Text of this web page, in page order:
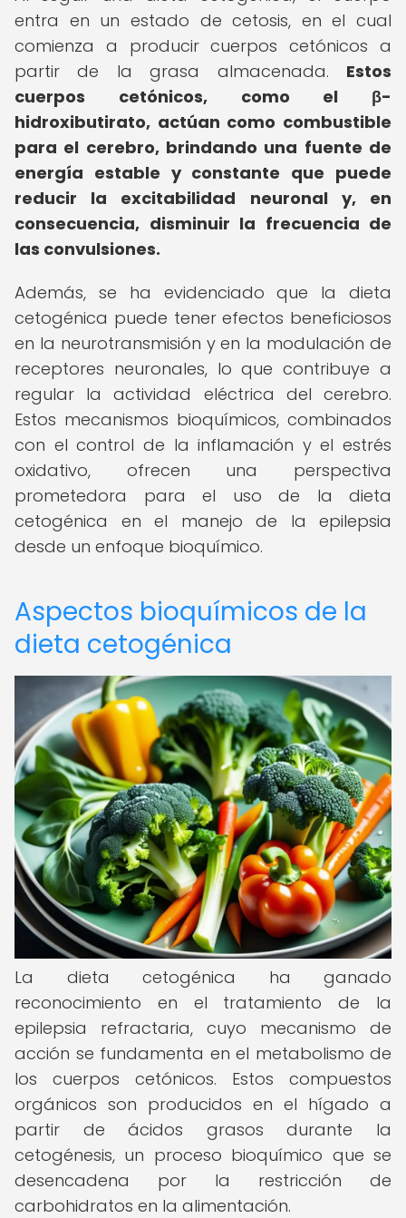
entra en un estado de cetosis, en el cual
comienza a producir cuerpos cetónicos a
partir de la grasa almacenada. Estos
cuerpos cetónicos, como el β-
hidroxibutirato, actúan como combustible
para el cerebro, brindando una fuente de
energía estable y constante que puede
reducir la excitabilidad neuronal y, en
consecuencia, disminuir la frecuencia de
las convulsiones.
Además, se ha evidenciado que la dieta
cetogénica puede tener efectos beneficiosos
en la neurotransmisión y en la modulación de
receptores neuronales, lo que contribuye a
regular la actividad eléctrica del cerebro.
Estos mecanismos bioquímicos, combinados
con el control de la inflamación y el estrés
oxidativo, ofrecen una perspectiva
prometedora para el uso de la dieta
cetogénica en el manejo de la epilepsia
desde un enfoque bioquímico.
Aspectos bioquímicos de la
dieta cetogénica
La dieta cetogénica ha ganado
reconocimiento en el tratamiento de la
epilepsia refractaria, cuyo mecanismo de
acción se fundamenta en el metabolismo de
los cuerpos cetónicos. Estos compuestos
orgánicos son producidos en el hígado a
partir de ácidos grasos durante la
cetogénesis, un proceso bioquímico que se
desencadena por la restricción de
carbohidratos en la alimentación.